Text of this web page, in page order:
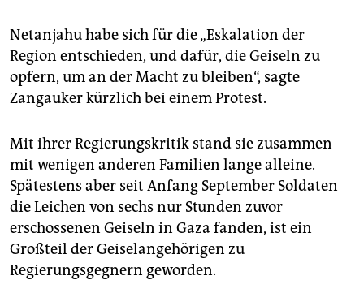
Netanjahu habe sich für die „Eskalation der
Region entschieden, und dafür, die Geiseln zu
opfern, um an der Macht zu bleiben“, sagte
Zangauker kürzlich bei einem Protest.
Mit ihrer Regierungskritik stand sie zusammen
mit wenigen anderen Familien lange alleine.
Spätestens aber seit Anfang September Soldaten
die Leichen von sechs nur Stunden zuvor
erschossenen Geiseln in Gaza fanden, ist ein
Großteil der Geiselangehörigen zu
Regierungsgegnern geworden.